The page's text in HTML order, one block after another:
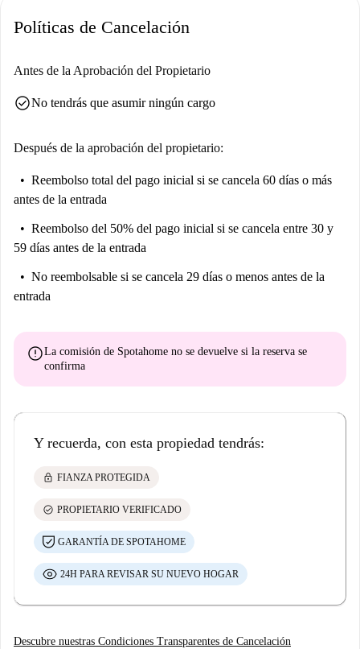
Políticas de Cancelación
Antes de la Aprobación del Propietario
check_circleNo tendrás que asumir ningún cargo
Después de la aprobación del propietario:
Reembolso total del pago inicial si se cancela 60 días o más
antes de la entrada
Reembolso del 50% del pago inicial si se cancela entre 30 y
59 días antes de la entrada
No reembolsable si se cancela 29 días o menos antes de la
entrada
errorLa comisión de Spotahome no se devuelve si la reserva se
confirma
Y recuerda, con esta propiedad tendrás:
lock FIANZA PROTEGIDA
check_circle PROPIETARIO VERIFICADO
GARANTÍA DE SPOTAHOME
24H PARA REVISAR SU NUEVO HOGAR
Descubre nuestras Condiciones Transparentes de Cancelación